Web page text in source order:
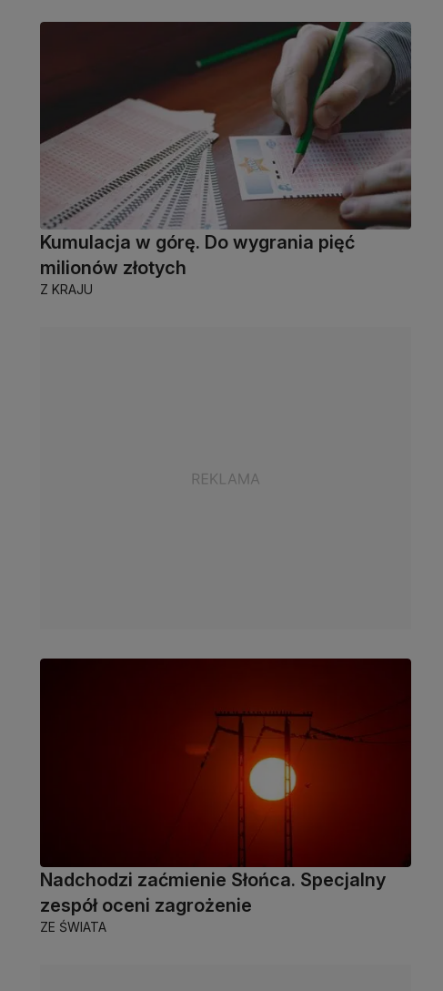
Kumulacja w górę. Do wygrania pięć
milionów złotych
Z KRAJU
Nadchodzi zaćmienie Słońca. Specjalny
zespół oceni zagrożenie
ZE ŚWIATA